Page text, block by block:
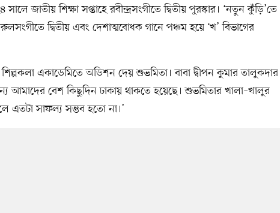
জাতীয় শিক্ষা সপ্তাহে রবীন্দ্রসংগীতে দ্বিতীয় পুরস্কার। ‘নতুন কুঁড়ি’তে
দ্বিতীয় এবং দেশাত্মবোধক গানে পঞ্চম হয়ে ‘খ’ বিভাগের
শিল্পকলা একাডেমিতে অডিশন দেয় শুভমিতা। বাবা দ্বীপন কুমার তালুকদার
আমাদের বেশ কিছুদিন ঢাকায় থাকতে হয়েছে। শুভমিতার খালা–খালুর
এতটা সাফল্য সম্ভব হতো না।’